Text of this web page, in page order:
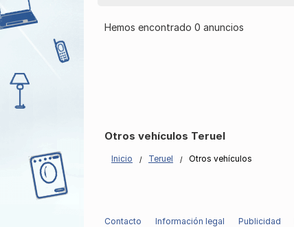
Hemos encontrado 0 anuncios
Otros vehículos Teruel
Inicio Teruel Otros vehículos
Contacto Información legal Publicidad